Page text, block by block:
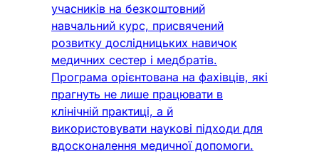
учасників на безкоштовний
навчальний курс, присвячений
розвитку дослідницьких навичок
медичних сестер і медбратів.
Програма орієнтована на фахівців, які
прагнуть не лише працювати в
клінічній практиці, а й
використовувати наукові підходи для
вдосконалення медичної допомоги.